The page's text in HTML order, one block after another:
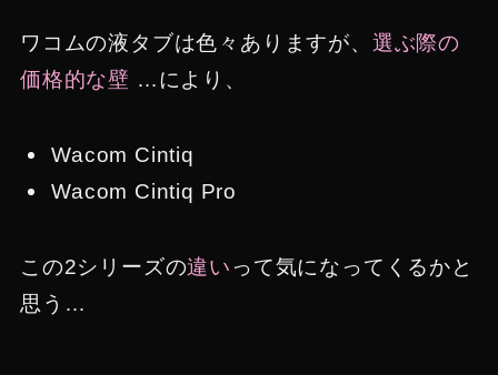
ワコムの液タブは色々ありますが、 選ぶ際の
価格的な壁 …により、
Wacom Cintiq
Wacom Cintiq Pro
この2シリーズの違い って気になってくるかと
思う…